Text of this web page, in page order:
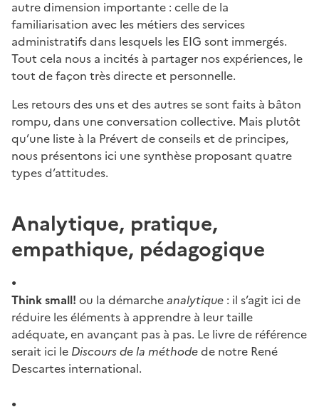
autre dimension importante : celle de la
familiarisation avec les métiers des services
administratifs dans lesquels les EIG sont immergés.
Tout cela nous a incités à partager nos expériences, le
tout de façon très directe et personnelle.
Les retours des uns et des autres se sont faits à bâton
rompu, dans une conversation collective. Mais plutôt
qu’une liste à la Prévert de conseils et de principes,
nous présentons ici une synthèse proposant quatre
types d’attitudes.
Analytique, pratique,
empathique, pédagogique
Think small! ou la démarcheanalytique : il s’agit ici de
réduire les éléments à apprendre à leur taille
adéquate, en avançant pas à pas. Le livre de référence
serait ici le Discours de la méthodede notre René
Descartes international.